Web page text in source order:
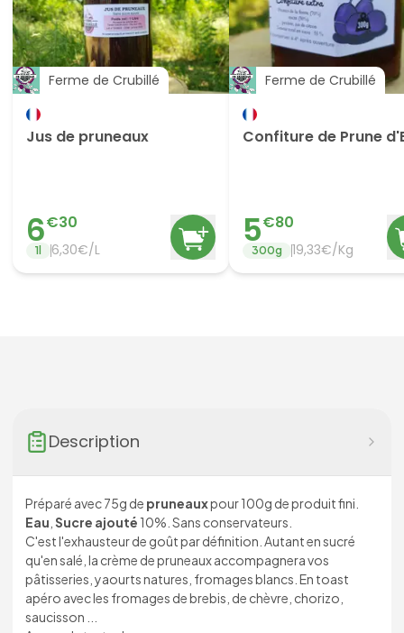
Ferme de Crubillé
Jus de pruneaux
6€30
1l 6,30€/L
Ferme de Crubillé
Confiture de Prune
5€80
300g 19,33€/Kg
Description
Préparé avec 75g de pruneauxpour 100g de produit fini.
Eau Sucre ajouté 10%. Sans conservateurs.
C'est l'exhausteur de goût par définition. Autant en sucré
qu'en salé, la crème de pruneaux accompagnera vos
pâtisseries, yaourts natures, fromages blancs. En toast
apéro avec les fromages de brebis, de chèvre, chorizo,
saucisson ...